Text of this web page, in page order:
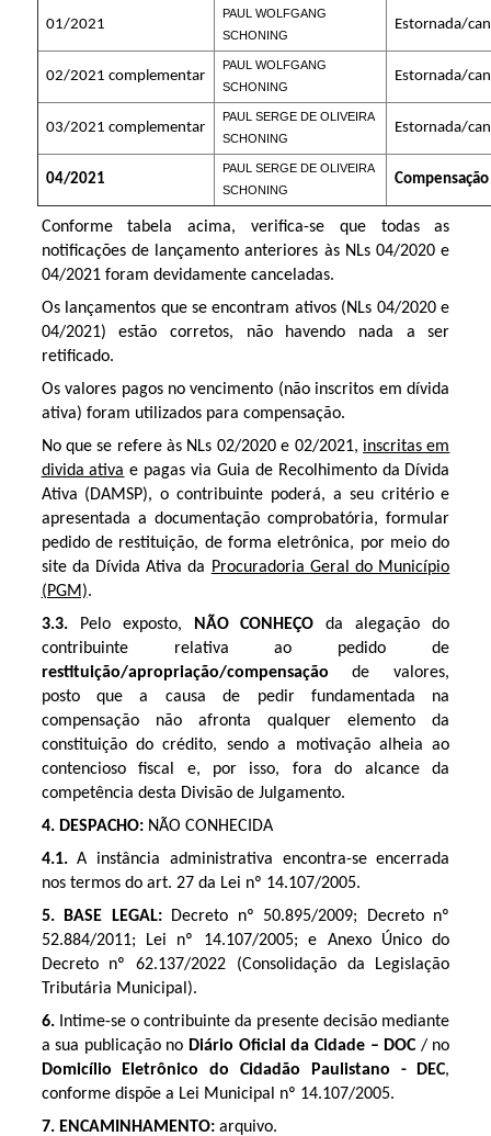
01/2021
PAUL WOLFGANG
SCHONING
Estornada/
02/2021 complementar
PAUL WOLFGANG
SCHONING
Estornada/
03/2021 complementar
PAUL SERGE DE OLIVEIRA
SCHONING
Estornada/
04/2021
PAUL SERGE DE OLIVEIRA
SCHONING
Conforme tabela acima, verifica-se que todas as
notificações de lançamento anteriores às NLs 04/2020 e
04/2021 foram devidamente canceladas.
Os lançamentos que se encontram ativos (NLs 04/2020 e
04/2021) estão corretos, não havendo nada a ser
retificado.
Os valores pagos no vencimento (não inscritos em dívida
ativa) foram utilizados para compensação.
No que se refere às NLs 02/2020 e 02/2021, inscritas em
divida ativa e pagas via Guia de Recolhimento da Dívida
Ativa (DAMSP), o contribuinte poderá, a seu critério e
apresentada a documentação comprobatória, formular
pedido de restituição, de forma eletrônica, por meio do
site da Dívida Ativa da Procuradoria Geral do Município
(PGM).
3.3.Pelo exposto, NÃO CONHEÇOda alegação do
contribuinte relativa ao pedido de
restituição/apropriação/compensação de valores,
posto que a causa de pedir fundamentada na
compensação não afronta qualquer elemento da
constituição do crédito, sendo a motivação alheia ao
contencioso fiscal e, por isso, fora do alcance da
competência desta Divisão de Julgamento.
4. DESPACHO:NÃO CONHECIDA
4.1.A instância administrativa encontra-se encerrada
nos termos do art. 27 da Lei nº 14.107/2005.
5. BASE LEGAL:
Decreto nº 50.895/2009; Decreto nº
52.884/2011; Lei nº 14.107/2005; e Anexo Único do
Decreto nº 62.137/2022 (Consolidação da Legislação
Tributária Municipal).
6.Intime-se o contribuinte da presente decisão mediante
a sua publicação no Diário Oficial da Cidade – DOC/ no
Domicílio Eletrônico do Cidadão Paulistano -
DEC,
conforme dispõe a Lei Municipal nº 14.107/2005.
7. ENCAMINHAMENTO:arquivo.